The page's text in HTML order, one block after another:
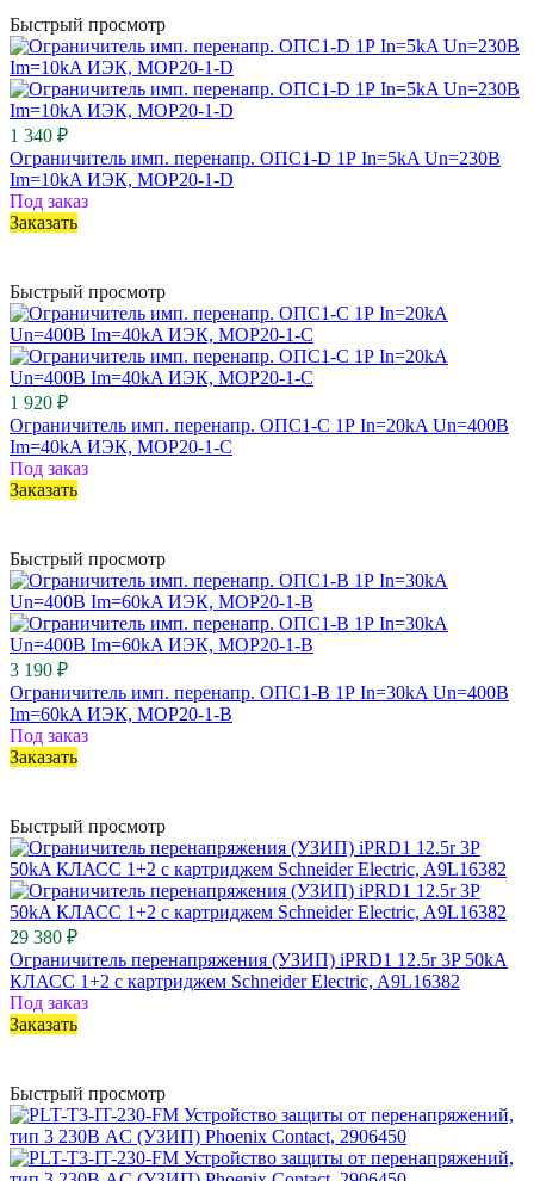
Быстрый просмотр
1 340 ₽
Ограничитель имп. перенапр. ОПС1-D 1Р In=5kA Un=230B
Im=10kA ИЭК, MOP20-1-D
Под заказ
Заказать
Быстрый просмотр
1 920 ₽
Ограничитель имп. перенапр. ОПС1-C 1Р In=20kA Un=400B
Im=40kA ИЭК, MOP20-1-C
Под заказ
Заказать
Быстрый просмотр
3 190 ₽
Ограничитель имп. перенапр. ОПС1-B 1Р In=30kA Un=400B
Im=60kA ИЭК, MOP20-1-B
Под заказ
Заказать
Быстрый просмотр
29 380 ₽
Ограничитель перенапряжения (УЗИП) iPRD1 12.5r 3P 50kA
КЛАСС 1+2 с картриджем Schneider Electric, A9L16382
Под заказ
Заказать
Быстрый просмотр